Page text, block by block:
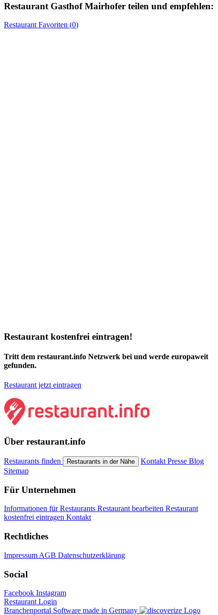
Restaurant Gasthof Mairhofer teilen und empfehlen:
Restaurant Favoriten (0)
Restaurant kostenfrei eintragen!
Tritt dem restaurant.info Netzwerk bei und werde europaweit
gefunden.
Restaurant jetzt eintragen
Über restaurant.info
Restaurants finden Restaurants in der Nähe Kontakt Presse Blog
Sitemap
Für Unternehmen
Informationen für Restaurants Restaurant bearbeiten Restaurant
kostenfrei eintragen Kontakt
Rechtliches
Impressum AGB Datenschutzerklärung
Social
Facebook Instagram
Restaurant Login
Branchenportal Software made in Germany